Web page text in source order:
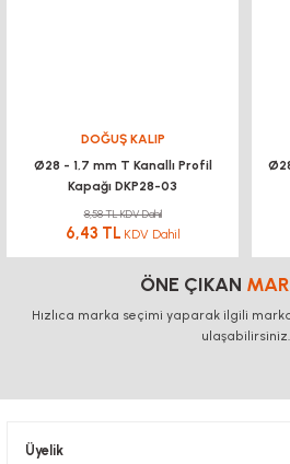
DOĞUŞ KALIP
Ø28 - 1,7 mm T Kanallı Profil
Kapağı DKP28-03
8,58 TL KDV Dahil
6,43 TL KDV Dahil
ÖNE ÇIKAN
Hızlıca marka seçimi yaparak ilgili
ulaşabilirsiniz.
Üyelik